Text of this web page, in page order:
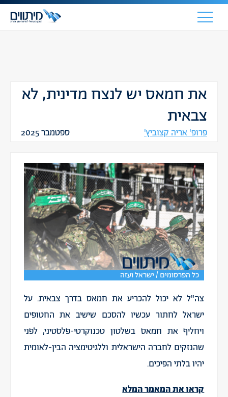
את חמאס יש לנצח מדינית, לא
צבאית
פרופ' אריה קצוביץ' ספטמבר 2025
כל הפרסומים / ישראל ועזה
צה"ל לא יכול להכריע את חמאס בדרך צבאית. על
ישראל לחתור עכשיו להסכם שישיב את החטופים
ויחליף את חמאס בשלטון טכנוקרטי-פלסטיני, לפני
שהנזקים לחברה הישראלית וללגיטימציה הבין-לאומית
יהיו בלתי הפיכים.
קראו את המאמר המלא